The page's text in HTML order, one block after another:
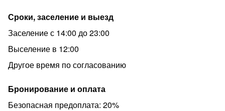
Сроки, заселение и выезд
Заселение с 14:00 до 23:00
Выселение в 12:00
Другое время по согласованию
Бронирование и оплата
Безопасная предоплата: 20%